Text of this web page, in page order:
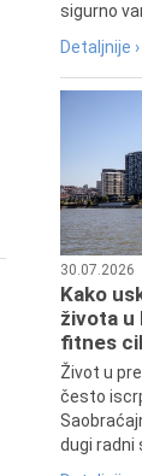
sigurno
Detaljnije ›
30.07.2026
Kako
života u
fitnes
Život u
često
dugi radni
Preminula
pozorišna,